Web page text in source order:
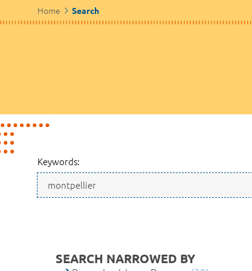
Home Search
Keywords:
SEARCH NARROWED BY